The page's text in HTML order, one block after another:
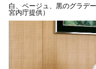
白、ベージュ、黒のグラデ
宮内庁提供）